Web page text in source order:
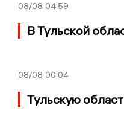
08/08 04:59
В Тульской
08/08 00:04
Тульскую